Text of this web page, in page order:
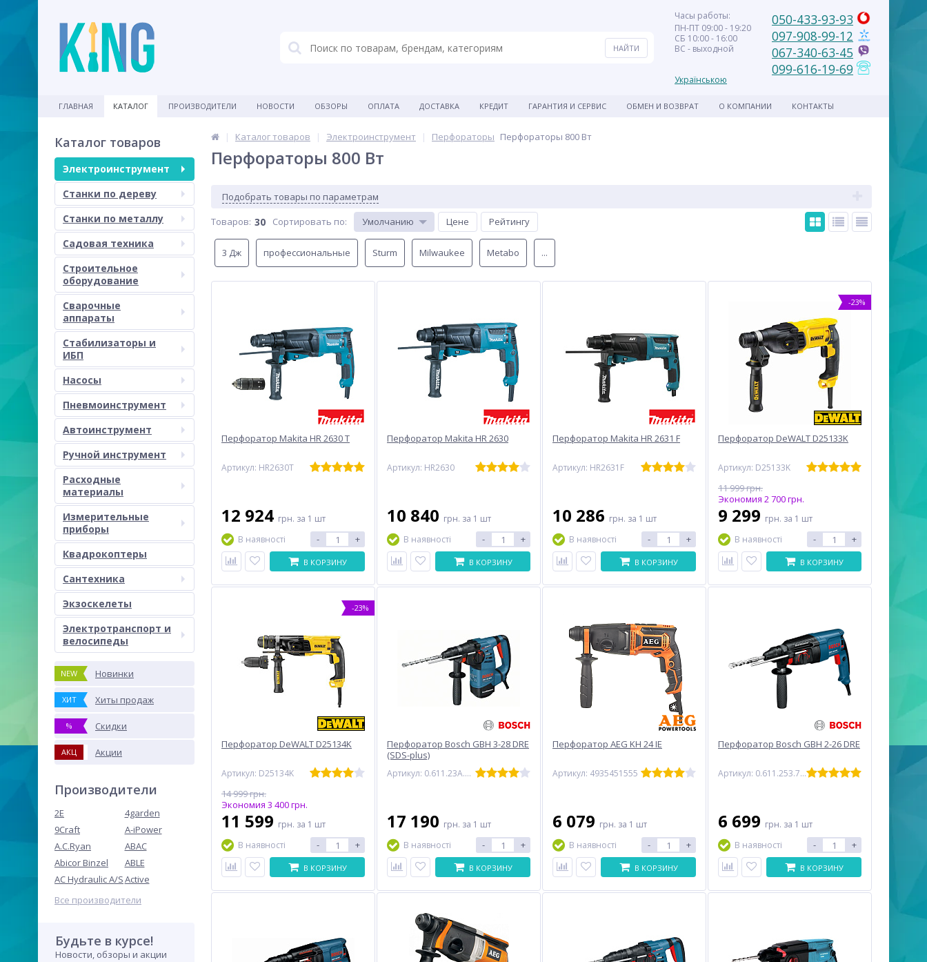
Часы работы:
ПН-ПТ 09:00 - 19:20
СБ 10:00 - 16:00
ВС - выходной
Українською
050-433-93-93
097-908-99-12
067-340-63-45
099-616-19-69
ГЛАВНАЯ КАТАЛОГ ПРОИЗВОДИТЕЛИ НОВОСТИ ОБЗОРЫ ОПЛАТА ДОСТАВКА КРЕДИТ ГАРАНТИЯ И СЕРВИС ОБМЕН И ВОЗВРАТ О КОМПАНИИ КОНТАКТЫ
Каталог товаров
Электроинструмент
Станки по дереву
Станки по металлу
Садовая техника
Строительное
оборудование
Сварочные
аппараты
Стабилизаторы и
ИБП
Насосы
Пневмоинструмент
Автоинструмент
Ручной инструмент
Расходные
материалы
Измерительные
приборы
Квадрокоптеры
Сантехника
Экзоскелеты
Электротранспорт и
велосипеды
NEW Новинки
ХИТ Хиты продаж
% Скидки
АКЦ Акции
Производители
2E
4garden
9Craft
A-iPower
A.C.Ryan
ABAC
Abicor Binzel
ABLE
AC Hydraulic A/SActive
Все производители
Будьте в курсе!
Новости, обзоры и акции
Каталог товаров Электроинструмент Перфораторы Перфораторы 800 Вт
Перфораторы 800 Вт
Подобрать товары по параметрам
Товаров: 30 Сортировать по: Умолчанию Цене Рейтингу
3 Дж профессиональные Sturm Milwaukee Metabo ...
Перфоратор Makita HR 2630 T
Артикул: HR2630T
12 924 грн. за 1 шт
В наявності
- +
В КОРЗИНУ
Перфоратор Makita HR 2630
Артикул: HR2630
10 840 грн. за 1 шт
В наявності
- +
В КОРЗИНУ
Перфоратор Makita HR 2631 F
Артикул: HR2631F
10 286 грн. за 1 шт
В наявності
- +
В КОРЗИНУ
-23%
Перфоратор DeWALT D25133K
Артикул: D25133K
11 999 грн.
Экономия 2 700 грн.
9 299 грн. за 1 шт
В наявності
- +
В КОРЗИНУ
-23%
Перфоратор DeWALT D25134K
Артикул: D25134K
14 999 грн.
Экономия 3 400 грн.
11 599 грн. за 1 шт
В наявності
- +
В КОРЗИНУ
Перфоратор Bosch GBH 3-28 DRE
(SDS-plus)
Артикул: 0.611.23A.000
17 190 грн. за 1 шт
В наявності
- +
В КОРЗИНУ
Перфоратор AEG KH 24 IE
Артикул: 4935451555
6 079 грн. за 1 шт
В наявності
- +
В КОРЗИНУ
Перфоратор Bosch GBH 2-26 DRE
Артикул: 0.611.253.708
6 699 грн. за 1 шт
В наявності
- +
В КОРЗИНУ